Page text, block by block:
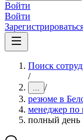
Войти
Войти
Поиск
/
... /
резюме в
менеджер по
полный день